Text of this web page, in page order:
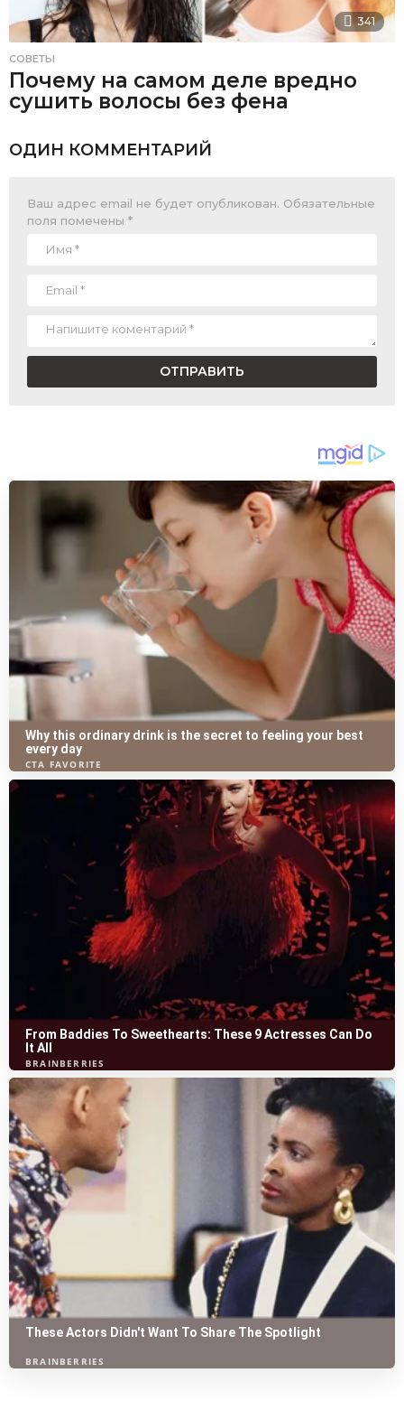
341
СОВЕТЫ
Почему на самом деле вредно
сушить волосы без фена
ОДИН КОММЕНТАРИЙ
Ваш адрес email не будет опубликован. Обязательные
поля помечены *